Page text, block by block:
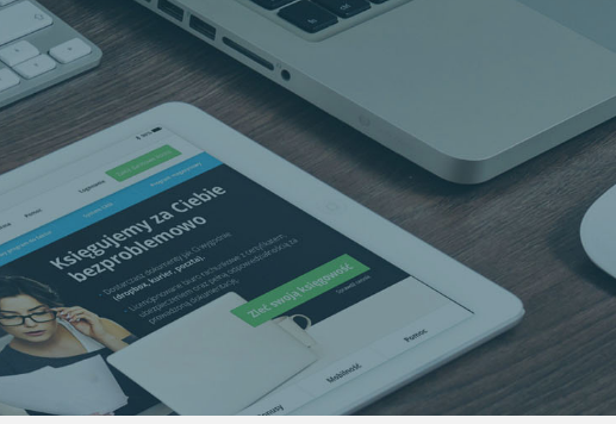
内容管理系统网络推广 GEO推广
综合平台